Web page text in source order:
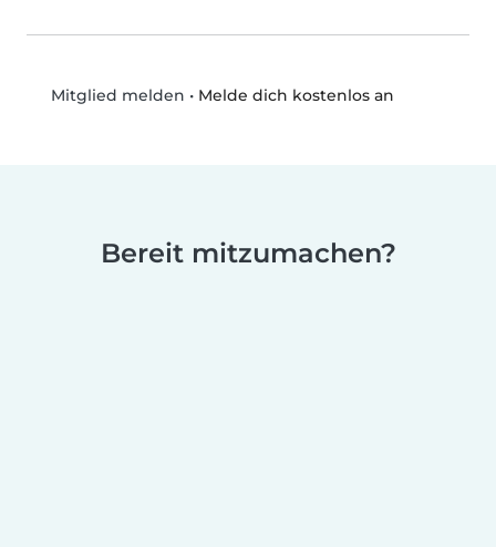
Mitglied melden • Melde dich kostenlos an
Bereit mitzumachen?